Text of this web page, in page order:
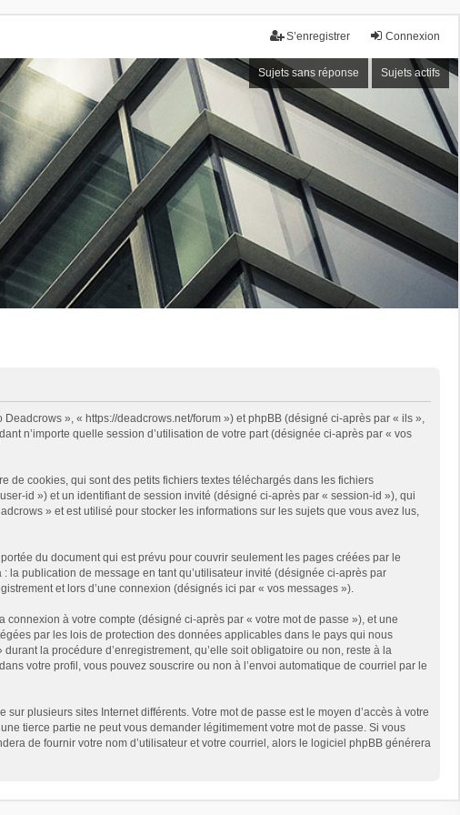
Connexion
S’enregistrer
Sujets sans réponse Sujets actifs
», « https://deadcrows.net/forum ») et phpBB (désigné ci-après par « ils »,
n’importe quelle session d’utilisation de votre part (désignée ci-après par « vos
de cookies, qui sont des petits fichiers textes téléchargés dans les fichiers
id ») et un identifiant de session invité (désigné ci-après par « session-id »), qui
» et est utilisé pour stocker les informations sur les sujets que vous avez lus,
du document qui est prévu pour couvrir seulement les pages créées par le
la publication de message en tant qu’utilisateur invité (désignée ci-après par
et lors d’une connexion (désignés ici par « vos messages »).
à votre compte (désigné ci-après par « votre mot de passe »), et une
par les lois de protection des données applicables dans le pays qui nous
la procédure d’enregistrement, qu’elle soit obligatoire ou non, reste à la
votre profil, vous pouvez souscrire ou non à l’envoi automatique de courriel par le
plusieurs sites Internet différents. Votre mot de passe est le moyen d’accès à votre
tierce partie ne peut vous demander légitimement votre mot de passe. Si vous
de fournir votre nom d’utilisateur et votre courriel, alors le logiciel phpBB générera